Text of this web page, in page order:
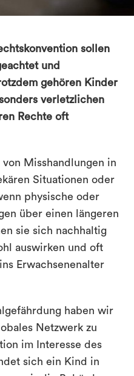
sollen
und
gehören Kinder
verletzlichen
Rechte oft
Misshandlungen in
Situationen oder
physische oder
über einen längeren
sie sich nachhaltig
auswirken und oft
Erwachsenenalter
haben wir
Netzwerk zu
im Interesse des
sich ein Kind in